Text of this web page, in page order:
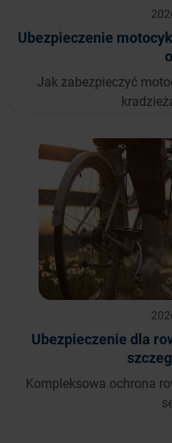
Ubezpieczenie
Jak zabezpieczyć
Ubezpieczenie dla
Kompleksowa ochrona